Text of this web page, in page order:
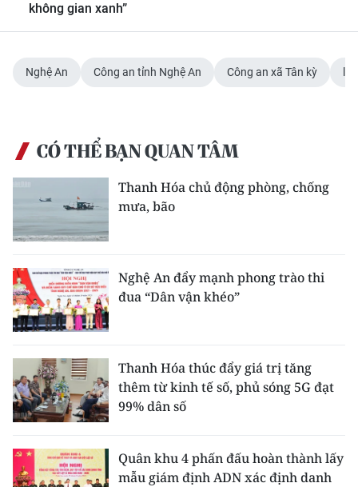
không gian xanh”
Nghệ An Công an tỉnh Nghệ An Công an xã Tân kỳ
CÓ THỂ BẠN QUAN TÂM
Thanh Hóa chủ động phòng, chống
mưa, bão
Nghệ An đẩy mạnh phong trào thi
đua “Dân vận khéo”
Thanh Hóa thúc đẩy giá trị tăng
thêm từ kinh tế số, phủ sóng 5G đạt
99% dân số
Quân khu 4 phấn đấu hoàn thành lấy
mẫu giám định ADN xác định danh